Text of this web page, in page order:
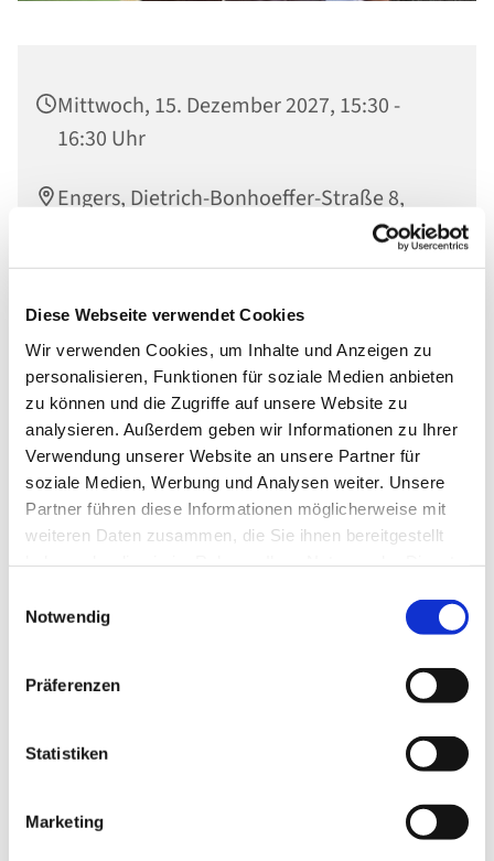
Diese Webseite verwendet Cookies
Wir verwenden Cookies, um Inhalte und Anzeigen zu
personalisieren, Funktionen für soziale Medien anbieten
zu können und die Zugriffe auf unsere Website zu
analysieren. Außerdem geben wir Informationen zu Ihrer
Verwendung unserer Website an unsere Partner für
soziale Medien, Werbung und Analysen weiter. Unsere
Partner führen diese Informationen möglicherweise mit
weiteren Daten zusammen, die Sie ihnen bereitgestellt
Notwendig
Präferenzen
Statistiken
Marketing
Mittwoch, 15. Dezember 2027, 15:30 -
16:30 Uhr
Engers, Dietrich-Bonhoeffer-Straße 8,